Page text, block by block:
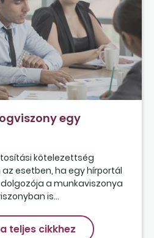
egy
kötelezettség
esetben, ha egy hírportál
a munkaviszonya
is...
teljes cikkhez